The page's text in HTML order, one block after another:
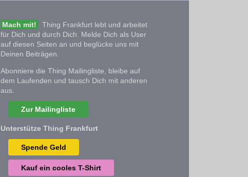
Mach mit!
Thing Frankfurt lebt und arbeitet
für Dich und durch Dich. Melde Dich als User
auf diesen Seiten an und beglücke uns mit
Deinen Beiträgen.
Abonniere die Thing Mailingliste, bleibe auf
dem Laufenden und tausch Dich mit anderen
aus.
Zur Mailingliste
Unterstütze Thing Frankfurt
Spende Geld
Kauf ein cooles T-Shirt